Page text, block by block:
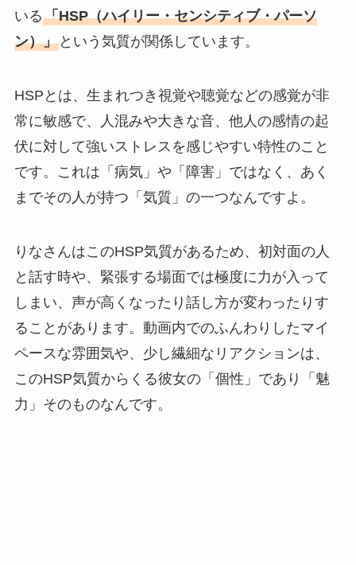
いる「HSP（ハイリー・センシティブ・パーソ
ン）」という気質が関係しています。
HSPとは、生まれつき視覚や聴覚などの感覚が非
常に敏感で、人混みや大きな音、他人の感情の起
伏に対して強いストレスを感じやすい特性のこと
です。これは「病気」や「障害」ではなく、あく
までその人が持つ「気質」の一つなんですよ。
りなさんはこのHSP気質があるため、初対面の人
と話す時や、緊張する場面では極度に力が入って
しまい、声が高くなったり話し方が変わったりす
ることがあります。動画内でのふんわりしたマイ
ペースな雰囲気や、少し繊細なリアクションは、
このHSP気質からくる彼女の「個性」であり「魅
力」そのものなんです。